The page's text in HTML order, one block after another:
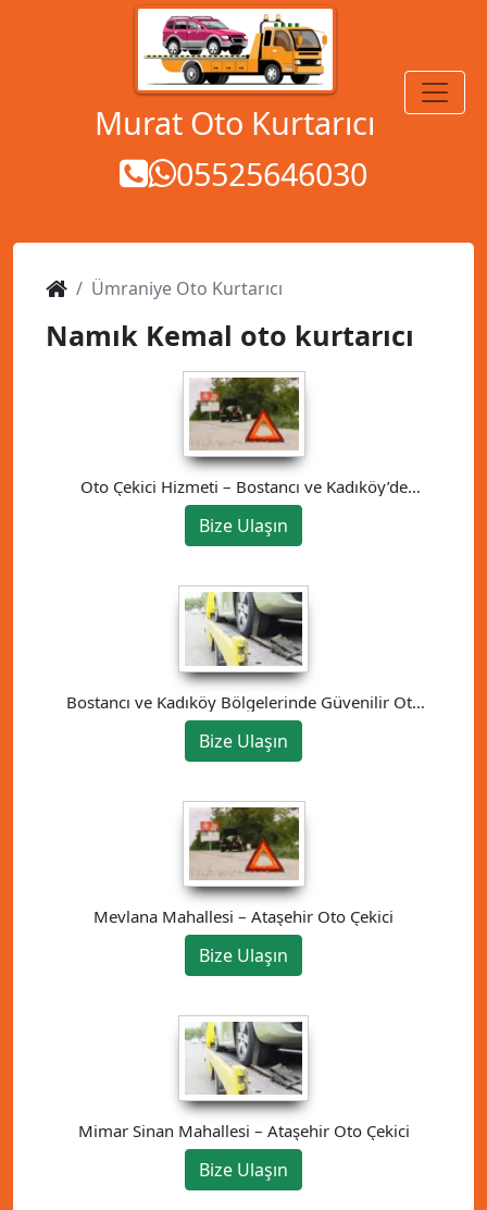
Murat Oto Kurtarıcı
05525646030
MENÜ
Ümraniye Oto Kurtarıcı
Namık Kemal oto kurtarıcı
Oto Çekici Hizmeti – Bostancı ve Kadıköy’de
Güvenilir Çözüm
Bize Ulaşın
Bostancı ve Kadıköy Bölgelerinde Güvenilir Oto
Kurtarma Hizmeti
Bize Ulaşın
Mevlana Mahallesi – Ataşehir Oto Çekici
Bize Ulaşın
Mimar Sinan Mahallesi – Ataşehir Oto Çekici
Bize Ulaşın